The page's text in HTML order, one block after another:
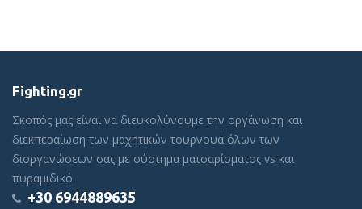
Fighting.gr
Σκοπός μας είναι να διευκολύνουμε την οργάνωση και
διεκπεραίωση των μαχητικών τουρνουά όλων των
διοργανώσεων σας με σύστημα ματσαρίσματος vs και
πυραμιδικό.
+30 6944889635